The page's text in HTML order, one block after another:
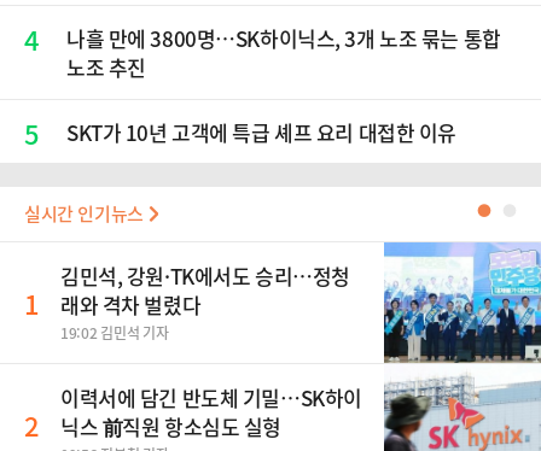
4
나흘 만에 3800명…SK하이닉스, 3개 노조 묶는 통합
노조 추진
5 SKT가 10년 고객에 특급 셰프 요리 대접한 이유
실시간 인기뉴스 ●
1
김민석, 강원·TK에서도 승리…정청
래와 격차 벌렸다
19:02 김민석 기자
2
이력서에 담긴 반도체 기밀…SK하이
닉스 前직원 항소심도 실형